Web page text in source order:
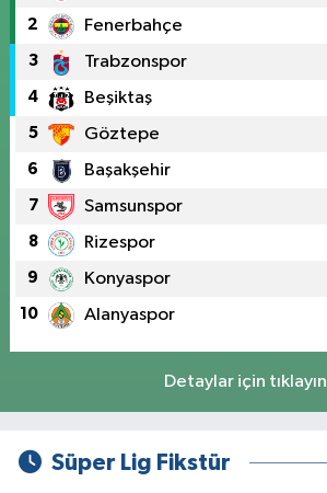
2 Fenerbahçe
3 Trabzonspor
4 Beşiktaş
5 Göztepe
6 Başakşehir
7 Samsunspor
8 Rizespor
9 Konyaspor
10 Alanyaspor
Detaylar için tıklayın
Süper Lig Fikstür